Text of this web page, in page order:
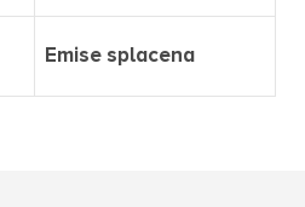
Emise splacena